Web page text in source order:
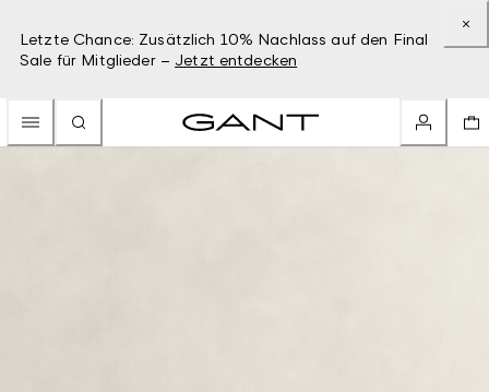
Letzte Chance: Zusätzlich 10% Nachlass auf den Final
Sale für Mitglieder – Jetzt entdecken